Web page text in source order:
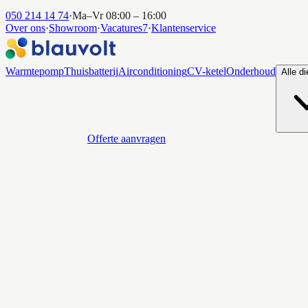
050 214 14 74·Ma–Vr 08:00 – 16:00
Over ons·Showroom·Vacatures7·Klantenservice
WarmtepompThuisbatterijAirconditioningCV-ketelOnderhoud Alle
Offerte aanvragen